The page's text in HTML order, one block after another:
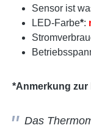
Sensor ist
LED-Farbe*:
*Anmerkung zur
Das